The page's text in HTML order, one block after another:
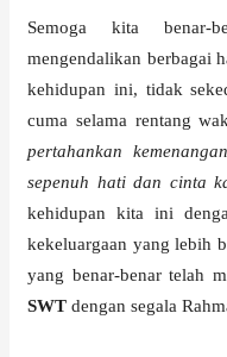
Semoga kita benar-
mengendalikan berbagai
kehidupan ini, tidak
cuma selama rentang
pertahankan
sepenuh hati dan cinta
kehidupan kita ini
kekeluargaan yang lebih
yang benar-benar telah
SWT dengan segala